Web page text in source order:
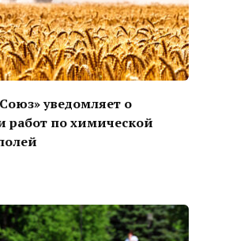
уведомляет о
работ по химической